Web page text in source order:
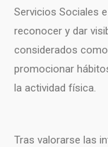
Servicios Sociales
reconocer y dar
considerados
promocionar
la actividad física.
Tras valorarse las